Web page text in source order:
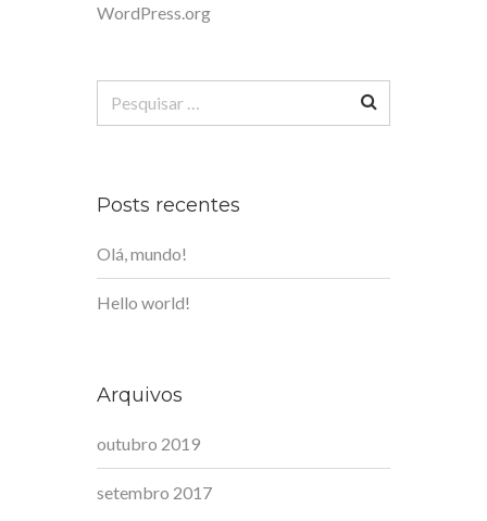
WordPress.org
Posts recentes
Olá, mundo!
Hello world!
Arquivos
outubro 2019
setembro 2017